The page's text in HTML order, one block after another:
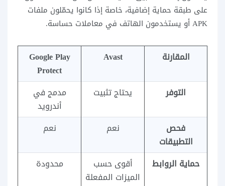
على طبقة حماية إضافية، خاصة إذا كانوا يحمّلون ملفات
APK أو يستخدمون الهاتف في معاملات حساسة.
المقارنة Avast
Google Play
Protect
التوفر
يحتاج تثبيت
مدمج في
أندرويد
فحص
التطبيقات
نعم نعم
حماية الروابط
أقوى حسب
الميزات المفعلة
محدودة